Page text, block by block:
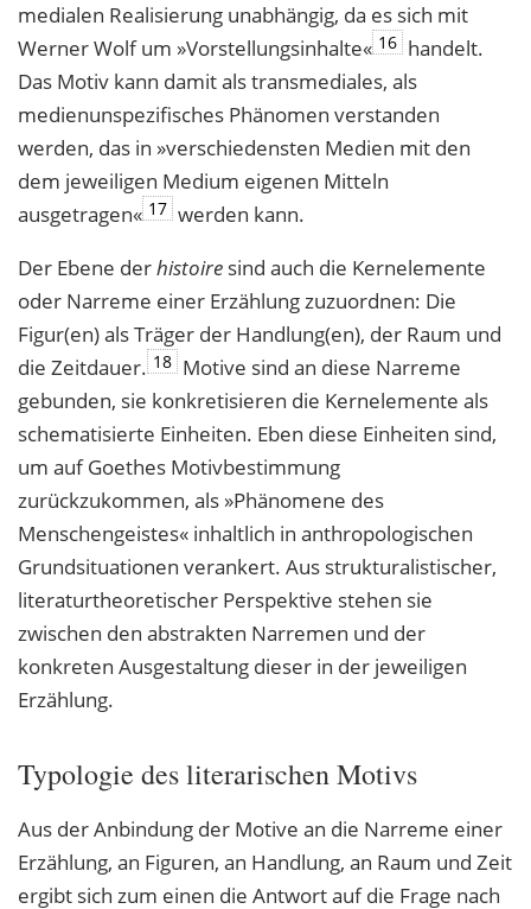
medialen Realisierung unabhängig, da es sich mit
Werner Wolf um »Vorstellungsinhalte« 16 handelt.
Das Motiv kann damit als transmediales, als
medienunspezifisches Phänomen verstanden
werden, das in »verschiedensten Medien mit den
dem jeweiligen Medium eigenen Mitteln
ausgetragen« 17 werden kann.
Der Ebene derhistoire sind auch die Kernelemente
oder Narreme einer Erzählung zuzuordnen: Die
Figur(en) als Träger der Handlung(en), der Raum und
die Zeitdauer. 18 Motive sind an diese Narreme
gebunden, sie konkretisieren die Kernelemente als
schematisierte Einheiten. Eben diese Einheiten sind,
um auf Goethes Motivbestimmung
zurückzukommen, als »Phänomene des
Menschengeistes« inhaltlich in anthropologischen
Grundsituationen verankert. Aus strukturalistischer,
literaturtheoretischer Perspektive stehen sie
zwischen den abstrakten Narremen und der
konkreten Ausgestaltung dieser in der jeweiligen
Erzählung.
Typologie des literarischen Motivs
Aus der Anbindung der Motive an die Narreme einer
Erzählung, an Figuren, an Handlung, an Raum und Zeit
ergibt sich zum einen die Antwort auf die Frage nach